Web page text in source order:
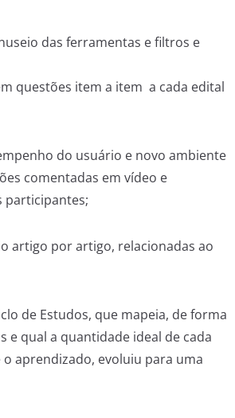
das ferramentas e filtros e
questões item a item a cada edital
do usuário e novo ambiente
comentadas em vídeo e
participantes;
artigo por artigo, relacionadas ao
de Estudos, que mapeia, de forma
e qual a quantidade ideal de cada
aprendizado, evoluiu para uma